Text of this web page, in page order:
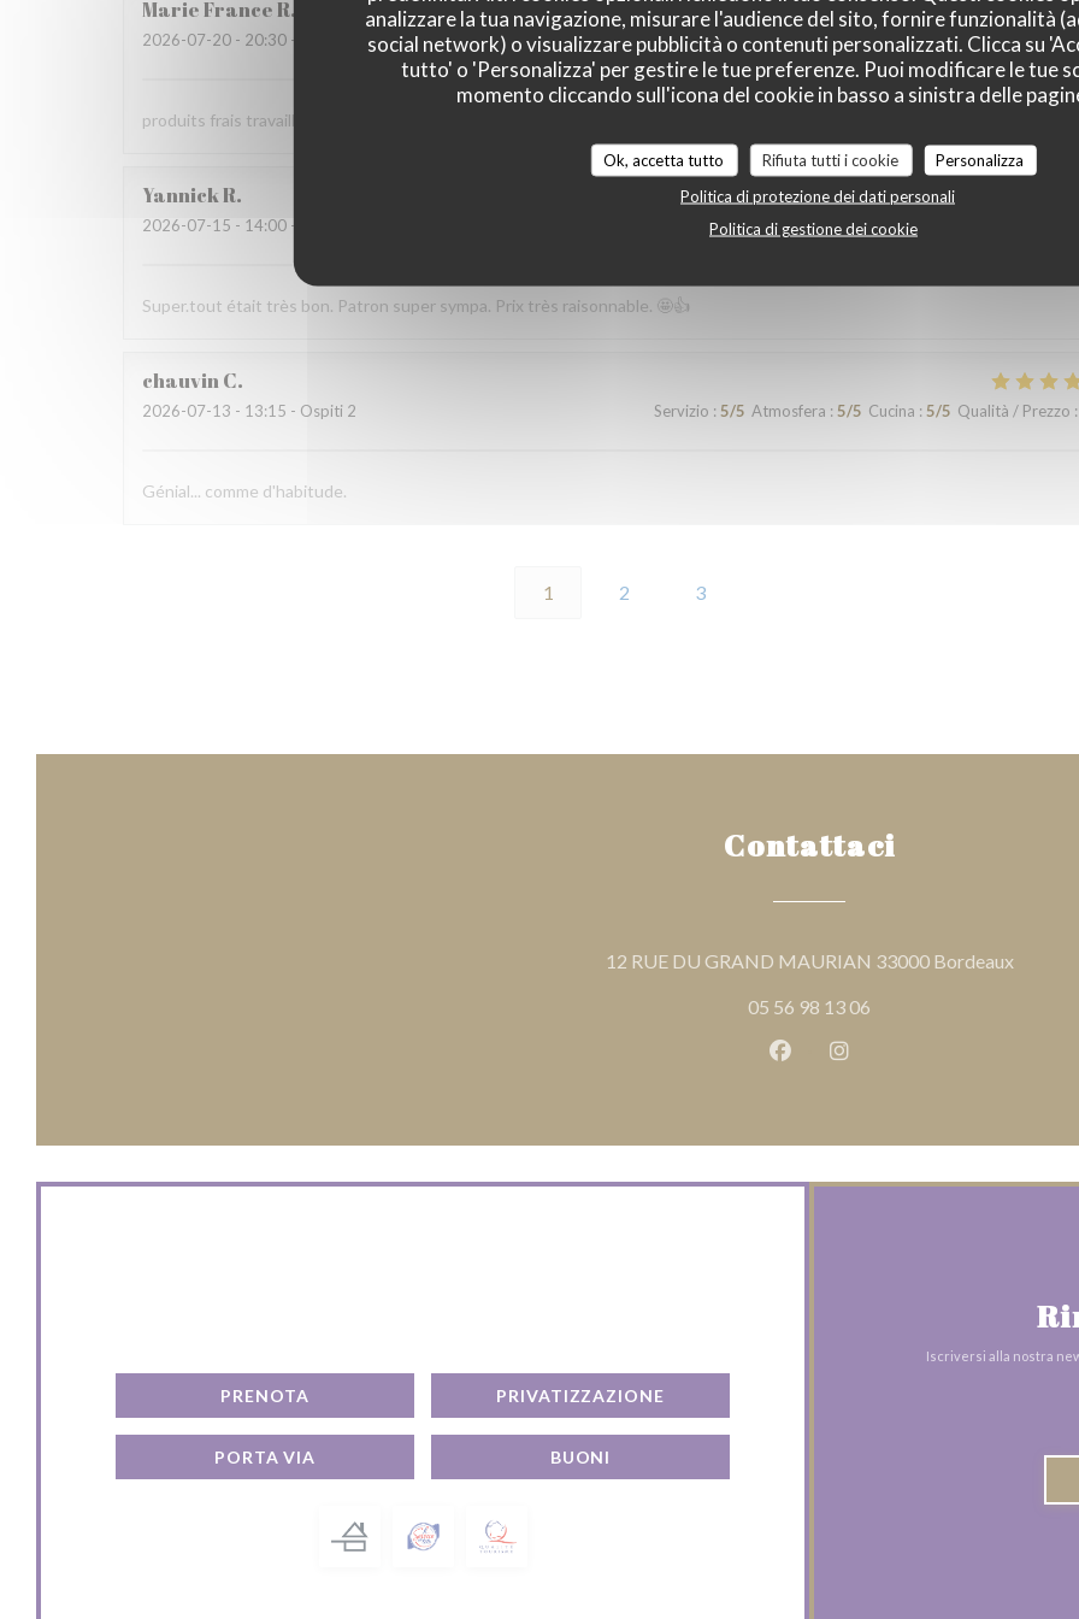
analizzare la tua navigazione, misurare l'audience del sito, fornire funzionalità
social network) o visualizzare pubblicità o contenuti personalizzati. Clicca su
tutto' o 'Personalizza' per gestire le tue preferenze. Puoi modificare le tue
momento cliccando sull'icona del cookie in basso a sinistra delle
Ok, accetta tutto Rifiuta tutti i cookie
Personalizza
Politica di protezione dei dati personali
Politica di gestione dei cookie
Marie FranceR
2026-07-20 - 20:30 - Ospiti 4 Servizio:4/5 Atmosfera: 5/5 Cucina: 5/5 Qualità / Prezzo:
produits frais travaillés avec soin et recherche
YannickR
2026-07-15 - 14:00 - Ospiti 4 : 5/5 Atmosfera: 4 /5 Cucina:
Super.tout était très bon. Patron super sympa. Prix très raisonnable. 🤩👍
chauvinC
2026-07-13 - 13:15 - Ospiti 2 Servizio : 5/5 Atmosfera : 5/5 Cucina : 5/5 Qualità / Prezzo :
Génial... comme d'habitude.
1 2 3
Contattaci
12 RUE DU GRAND MAURIAN 33000 Bordeaux((apre
05 56 98 13 06
Facebook ((apre una nuova
Instagram ((apre una
PRENOTA PRIVATIZZAZIONE
PORTA VIA BUONI
Iscriversi alla nostra